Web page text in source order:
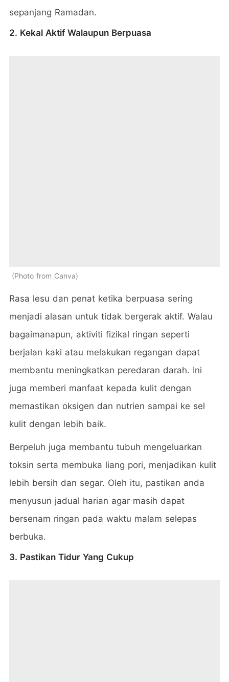
sepanjang Ramadan.
2. Kekal Aktif Walaupun Berpuasa
Photo from Canva
Rasa lesu dan penat ketika berpuasa sering
menjadi alasan untuk tidak bergerak aktif. Walau
bagaimanapun, aktiviti fizikal ringan seperti
berjalan kaki atau melakukan regangan dapat
membantu meningkatkan peredaran darah. Ini
juga memberi manfaat kepada kulit dengan
memastikan oksigen dan nutrien sampai ke sel
kulit dengan lebih baik.
Berpeluh juga membantu tubuh mengeluarkan
toksin serta membuka liang pori, menjadikan kulit
lebih bersih dan segar. Oleh itu, pastikan anda
menyusun jadual harian agar masih dapat
bersenam ringan pada waktu malam selepas
berbuka.
3. Pastikan Tidur Yang Cukup